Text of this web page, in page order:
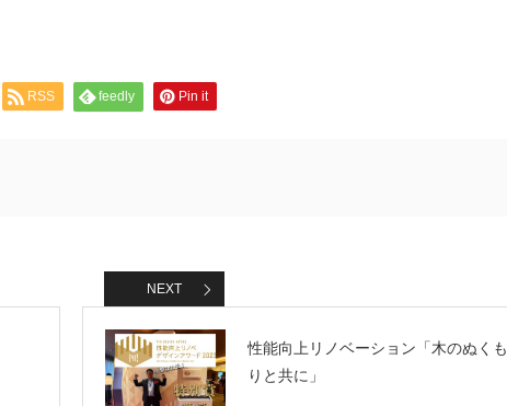
RSS feedly Pin it
NEXT
性能向上リノベーション「木のぬくも
りと共に」